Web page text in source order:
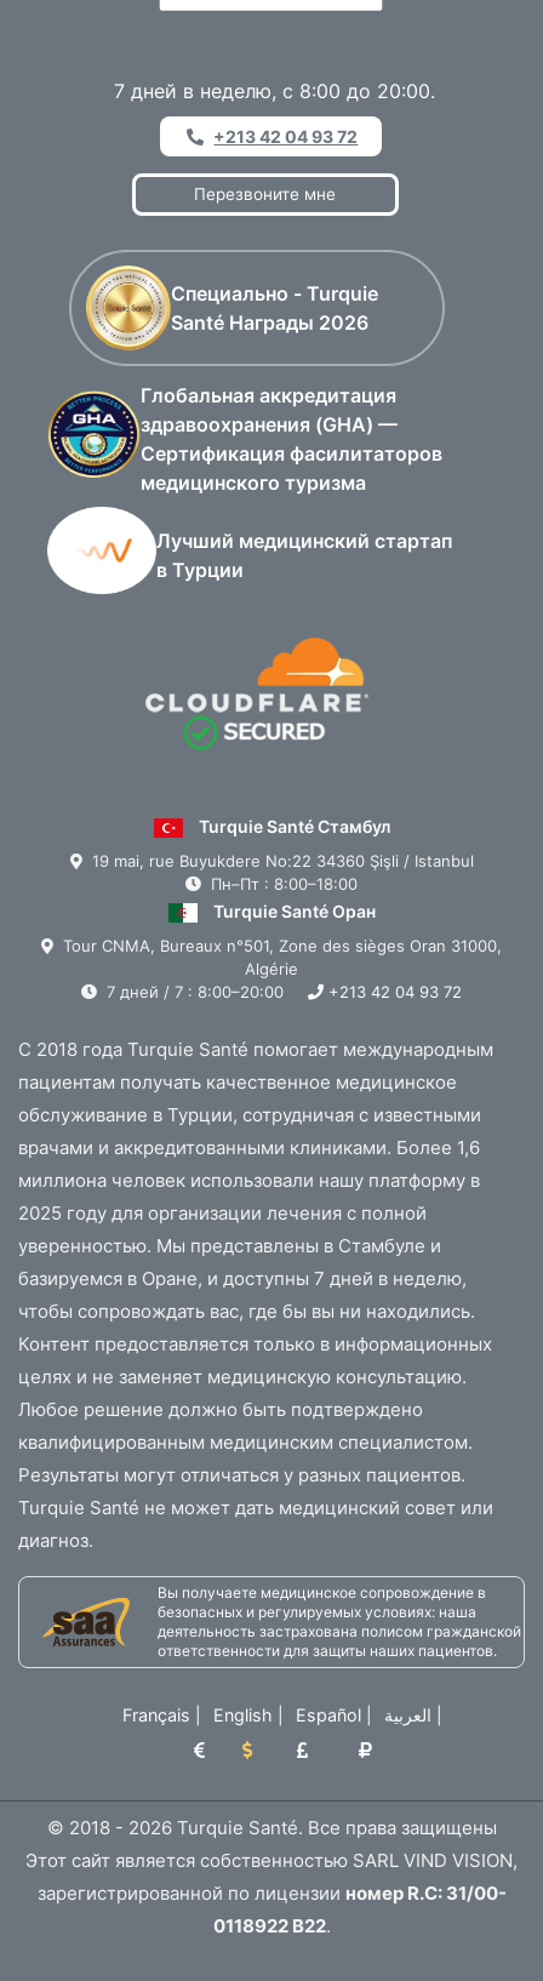
7 дней в неделю, с 8:00 до 20:00.
+213 42 04 93 72
Перезвоните мне
Специально - Turquie
Santé Награды 2026
Глобальная аккредитация
здравоохранения (GHA) —
Сертификация фасилитаторов
медицинского туризма
Лучший медицинский стартап
в Турции
Turquie Santé Стамбул
19 mai, rue Buyukdere No:22 34360 Şişli / Istanbul
Пн–Пт : 8:00–18:00
Turquie Santé Оран
Tour CNMA, Bureaux n°501, Zone des sièges Oran 31000,
Algérie
7 дней / 7 : 8:00–20:00
+213 42 04 93 72
С 2018 года Turquie Santé помогает международным
пациентам получать качественное медицинское
обслуживание в Турции, сотрудничая с известными
врачами и аккредитованными клиниками. Более 1,6
миллиона человек использовали нашу платформу в
2025 году для организации лечения с полной
уверенностью. Мы представлены в Стамбуле и
базируемся в Оране, и доступны 7 дней в неделю,
чтобы сопровождать вас, где бы вы ни находились.
Контент предоставляется только в информационных
целях и не заменяет медицинскую консультацию.
Любое решение должно быть подтверждено
квалифицированным медицинским специалистом.
Результаты могут отличаться у разных пациентов.
Turquie Santé не может дать медицинский совет или
диагноз.
Вы получаете медицинское сопровождение в
безопасных и регулируемых условиях: наша
деятельность застрахована полисом гражданской
ответственности для защиты наших пациентов.
Français English Español العربية
© 2018 - 2026 Turquie Santé. Все права защищены
Этот сайт является собственностью SARL VIND VISION,
зарегистрированной по лицензии номер R.C: 31/00-
0118922 B22.